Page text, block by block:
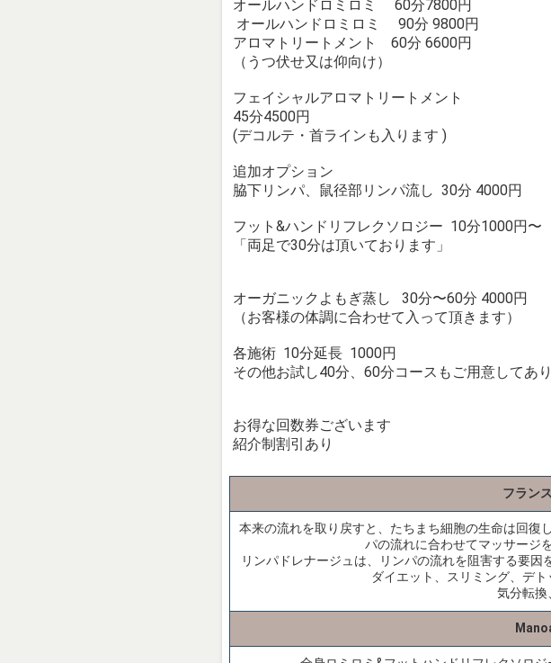
オールハンドロミロミ 60分7800円
オールハンドロミロミ 90分 9800円
アロマトリートメント 60分 6600円
（うつ伏せ又は仰向け）
フェイシャルアロマトリートメント
45分4500円
(デコルテ・首ラインも入ります )
追加オプション
脇下リンパ、鼠径部リンパ流し 30分 4000円
フット&ハンドリフレクソロジー 10分1000円〜
「両足で30分は頂いております」
オーガニックよもぎ蒸し 30分〜60分 4000円
（お客様の体調に合わせて入って頂きます）
各施術 10分延長 1000円
その他お試し40分、60分コースもご用意してあ
お得な回数券ございます
紹介制割引あり
フラン
本来の流れを取り戻すと、たちまち細胞の生命は回復
パの流れに合わせてマッサージ
リンパドレナージュは、リンパの流れを阻害する要因
ダイエット、スリミング、デ
気分転換